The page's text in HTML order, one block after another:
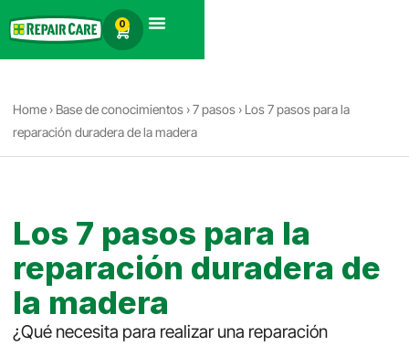
Español 0
Home › Base de conocimientos ›7 pasos › Los 7 pasos para la
reparación duradera de la madera
Los 7 pasos para la
reparación duradera de
la madera
¿Qué necesita para realizar una reparación